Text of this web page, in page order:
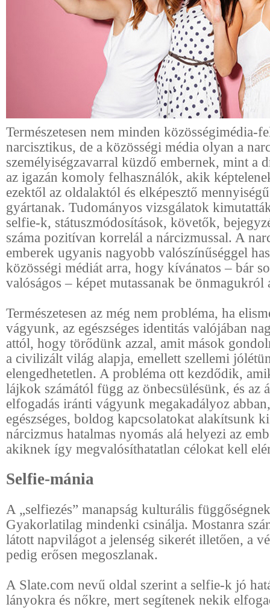
Természetesen nem minden közösségimédia-
narcisztikus, de a közösségi média olyan a
személyiségzavarral küzdő embernek, mint a
az igazán komoly felhasználók, akik
ezektől az oldalaktól és elképesztő
gyártanak. Tudományos vizsgálatok
selfie-k, státuszmódosítások, követők,
száma pozitívan korrelál a nárcizmussal. A
emberek ugyanis nagyobb valószínűséggel
közösségi médiát arra, hogy kívánatos – bár
valóságos – képet mutassanak be önmagukról
Természetesen az még nem probléma, ha
vágyunk, az egészséges identitás valójában
attól, hogy törődünk azzal, amit mások
a civilizált világ alapja, emellett szellemi
elengedhetetlen. A probléma ott kezdődik,
lájkok számától függ az önbecsülésünk, és az
elfogadás iránti vágyunk megakadályoz
egészséges, boldog kapcsolatokat alakítsunk
nárcizmus hatalmas nyomás alá helyezi az
akiknek így megvalósíthatatlan célokat kell
Selfie-mánia
A „selfiezés” manapság kulturális
Gyakorlatilag mindenki csinálja. Mostanra
látott napvilágot a jelenség sikerét illetően, a
pedig erősen megoszlanak.
A Slate.com nevű oldal szerint a selfie-k jó
lányokra és nőkre, mert segítenek nekik